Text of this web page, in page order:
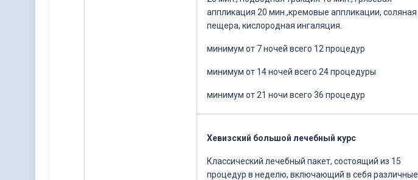
аппликация 20 мин.,кремовые аппликации, соляная
пещера, кислородная ингаляция.
минимум от 7 ночей всего 12 процедур
минимум от 14 ночей всего 24 процедуры
минимум от 21 ночи всего 36 процедур
Хевизский большой лечебный курс
Классический лечебный пакет, состоящий из 15
процедур в неделю, включающий в себя различные